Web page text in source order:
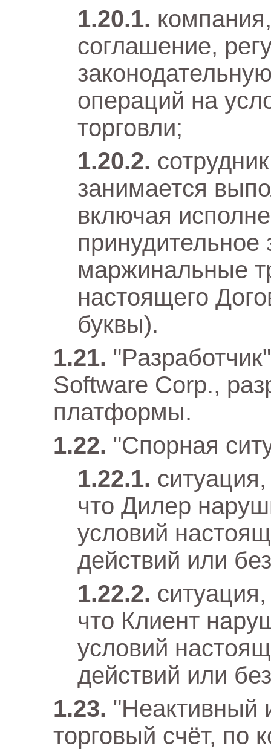
соглашение,
операций на
торговли;
занимается
включая
принудительное
маржинальные
настоящего
буквы).
Software Corp.,
платформы.
"Спорная
что Дилер
условий
действий или
что Клиент
условий
действий или
торговый счёт, по